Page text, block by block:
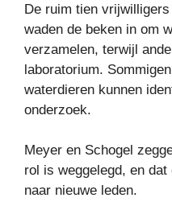
De ruim tien
waden de beken in om
verzamelen, terwijl
laboratorium.
waterdieren kunnen
onderzoek.
Meyer en Schogel
rol is weggelegd, en
naar nieuwe leden.